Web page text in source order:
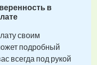
в
своим
подробный
всегда под рукой